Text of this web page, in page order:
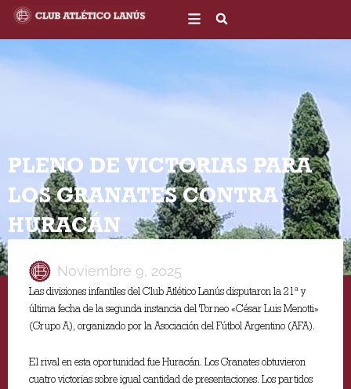
contenido
PLENO DE VICTORIAS PARA
LOS GRANATES CONTRA
HURACÁN
Noviembre 9, 2025
Las divisiones infantiles del Club Atlético Lanús disputaron la 21ª y
última fecha de la segunda instancia del Torneo «César Luis Menotti»
(Grupo A), organizado por la Asociación del Fútbol Argentino (AFA).
El rival en esta oportunidad fue Huracán. Los Granates obtuvieron
cuatro victorias sobre igual cantidad de presentaciones. Los partidos